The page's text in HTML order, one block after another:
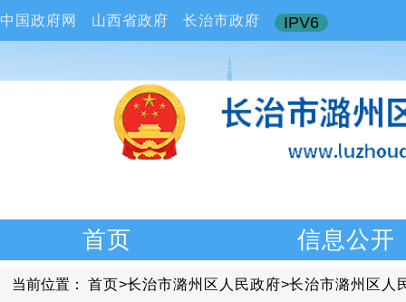
中国政府网 山西省政府 长治市政府 IPV6
首页 信息公开
当前位置： 首页>长治市潞州区人民政府>长治市潞州区人